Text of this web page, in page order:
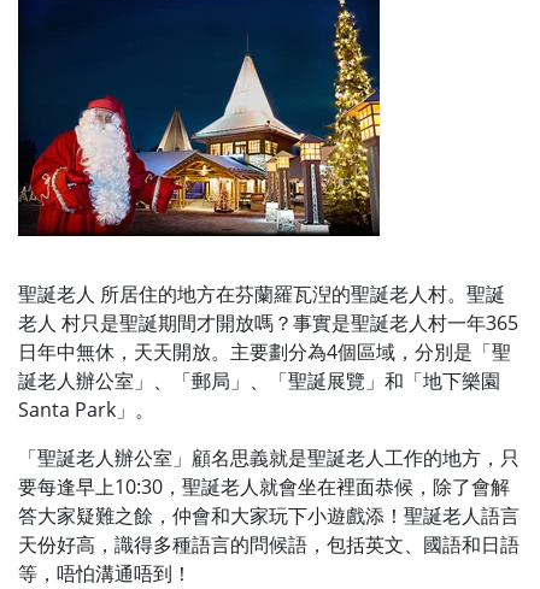
聖誕老人 所居住的地方在芬蘭羅瓦湼的聖誕老人村。聖誕
老人 村只是聖誕期間才開放嗎？事實是聖誕老人村一年365
日年中無休，天天開放。主要劃分為4個區域，分別是「聖
誕老人辦公室」、「郵局」、「聖誕展覽」和「地下樂園
Santa Park」。
「聖誕老人辦公室」顧名思義就是聖誕老人工作的地方，只
要每逢早上10:30，聖誕老人就會坐在裡面恭候，除了會解
答大家疑難之餘，仲會和大家玩下小遊戲添！聖誕老人語言
天份好高，識得多種語言的問候語，包括英文、國語和日語
等，唔怕溝通唔到！